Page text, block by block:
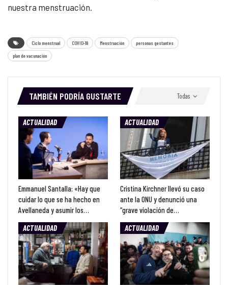
nuestra menstruación.
Ciclo menstrual COVID-19 Menstruación personas gestantes
plan de vacunación
Todas
TAMBIÉN PODRÍA GUSTARTE
ACTUALIDAD
Emmanuel Santalla: «Hay que
cuidar lo que se ha hecho en
Avellaneda y asumir los…
ACTUALIDAD
Cristina Kirchner llevó su caso
ante la ONU y denunció una
“grave violación de…
ACTUALIDAD
ACTUALIDAD